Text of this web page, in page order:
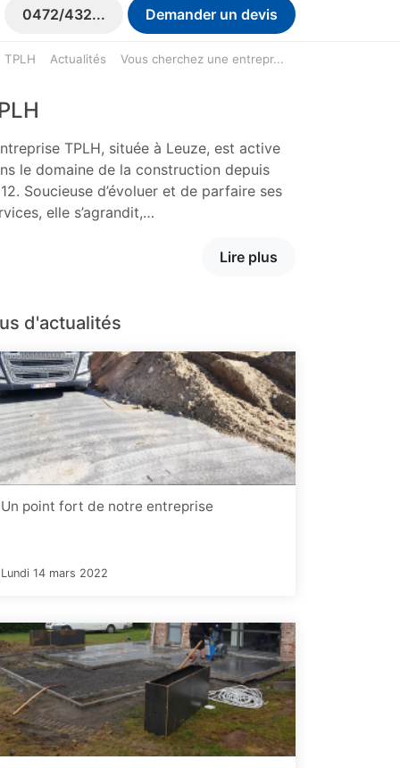
0472/432... Demander un devis
TPLH Actualités Vous cherchez une entrepr...
TPLH, située à Leuze, est active
le domaine de la construction depuis
Soucieuse d’évoluer et de parfaire ses
elle s’agrandit,…
Lire plus
d'actualités
Un point fort de notre entreprise
Lundi 14 mars 2022